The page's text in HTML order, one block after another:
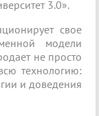
3.0».
свое
модели
не просто
технологию:
и доведения